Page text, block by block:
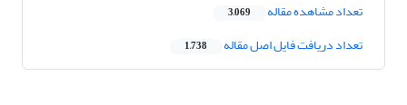
تعداد مشاهده مقاله 3,069
تعداد دریافت فایل اصل مقاله 1,738